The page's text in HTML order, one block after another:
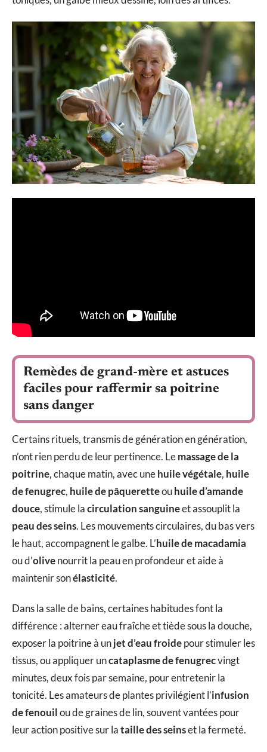
Remèdes de grand-mère et astuces
faciles pour raffermir sa poitrine
sans danger
Certains rituels, transmis de génération en génération,
n’ont rien perdu de leur pertinence. Lemassage de la
poitrine, chaque matin, avec unehuile végétale, huile
de fenugrec, huile de pâqueretteouhuile d’amande
douce, stimule lacirculation sanguineet assouplit la
peau des seins. Les mouvements circulaires, du bas vers
le haut, accompagnent le galbe. L’huile de macadamia
ou d’olivenourrit la peau en profondeur et aide à
maintenir sonélasticité.
Dans la salle de bains, certaines habitudes font la
différence : alterner eau fraîche et tiède sous la douche,
exposer la poitrine à unjet d’eau froidepour stimuler les
tissus, ou appliquer uncataplasme de fenugrecvingt
minutes, deux fois par semaine, pour entretenir la
tonicité. Les amateurs de plantes privilégient l’infusion
de fenouilou de graines de lin, souvent vantées pour
leur action positive sur lataille des seinset la fermeté.